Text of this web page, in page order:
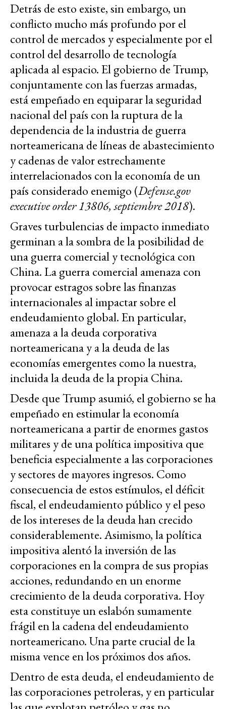
Detrás de esto existe, sin embargo, un
conflicto mucho más profundo por el
control de mercados y especialmente por el
control del desarrollo de tecnología
aplicada al espacio. El gobierno de Trump,
conjuntamente con las fuerzas armadas,
está empeñado en equiparar la seguridad
nacional del país con la ruptura de la
dependencia de la industria de guerra
norteamericana de líneas de abastecimiento
y cadenas de valor estrechamente
interrelacionados con la economía de un
país considerado enemigo (Defense.gov
executive order 13806, septiembre 2018).
Graves turbulencias de impacto inmediato
germinan a la sombra de la posibilidad de
una guerra comercial y tecnológica con
China. La guerra comercial amenaza con
provocar estragos sobre las finanzas
internacionales al impactar sobre el
endeudamiento global. En particular,
amenaza a la deuda corporativa
norteamericana y a la deuda de las
economías emergentes como la nuestra,
incluida la deuda de la propia China.
Desde que Trump asumió, el gobierno se ha
empeñado en estimular la economía
norteamericana a partir de enormes gastos
militares y de una política impositiva que
beneficia especialmente a las corporaciones
y sectores de mayores ingresos. Como
consecuencia de estos estímulos, el déficit
fiscal, el endeudamiento público y el peso
de los intereses de la deuda han crecido
considerablemente. Asimismo, la política
impositiva alentó la inversión de las
corporaciones en la compra de sus propias
acciones, redundando en un enorme
crecimiento de la deuda corporativa. Hoy
esta constituye un eslabón sumamente
frágil en la cadena del endeudamiento
norteamericano. Una parte crucial de la
misma vence en los próximos dos años.
Dentro de esta deuda, el endeudamiento de
las corporaciones petroleras, y en particular